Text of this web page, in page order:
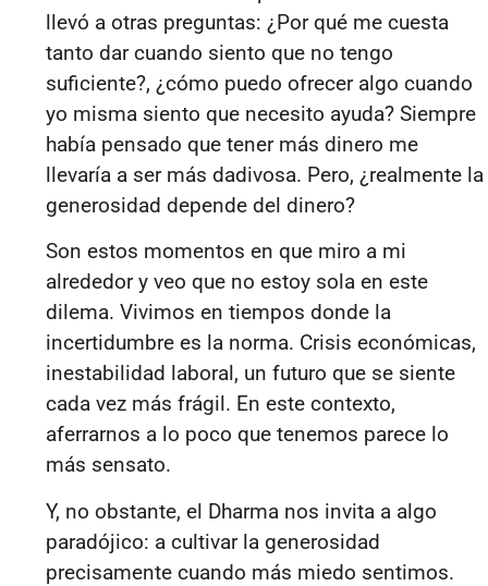
llevó a otras preguntas: ¿Por qué me cuesta
tanto dar cuando siento que no tengo
suficiente?, ¿cómo puedo ofrecer algo cuando
yo misma siento que necesito ayuda? Siempre
había pensado que tener más dinero me
llevaría a ser más dadivosa. Pero, ¿realmente la
generosidad depende del dinero?
Son estos momentos en que miro a mi
alrededor y veo que no estoy sola en este
dilema. Vivimos en tiempos donde la
incertidumbre es la norma. Crisis económicas,
inestabilidad laboral, un futuro que se siente
cada vez más frágil. En este contexto,
aferrarnos a lo poco que tenemos parece lo
más sensato.
Y, no obstante, el Dharma nos invita a algo
paradójico: a cultivar la generosidad
precisamente cuando más miedo sentimos.